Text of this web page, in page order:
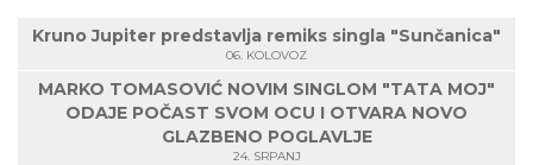
Kruno Jupiter predstavlja remiks singla "Sunčanica"
06. KOLOVOZ
MARKO TOMASOVIĆ NOVIM SINGLOM "TATA MOJ"
ODAJE POČAST SVOM OCU I OTVARA NOVO
GLAZBENO POGLAVLJE
24. SRPANJ